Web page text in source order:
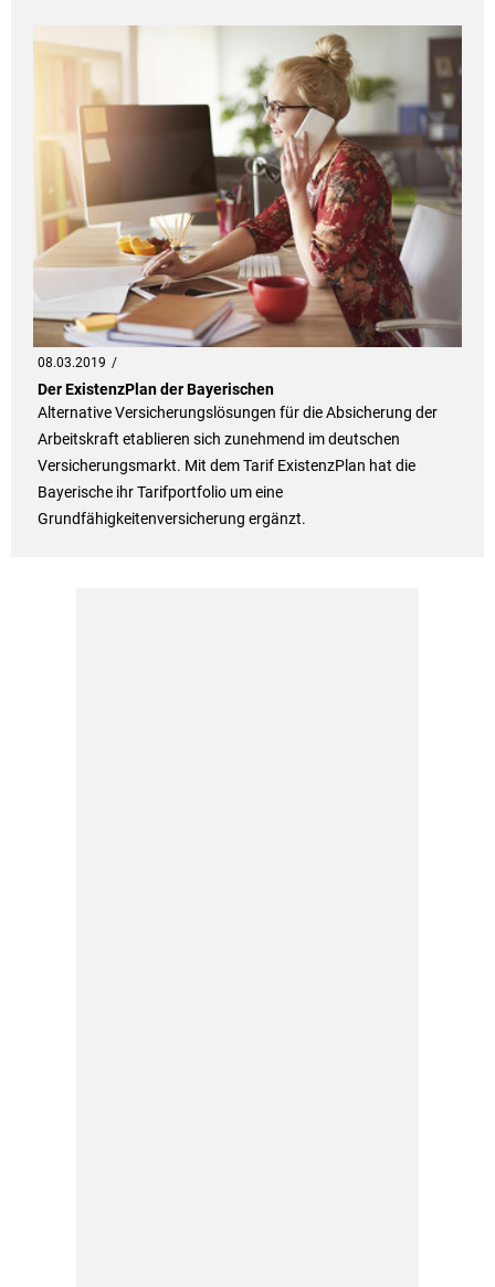
08.03.2019
Der ExistenzPlan der Bayerischen
Alternative Versicherungslösungen für die Absicherung der
Arbeitskraft etablieren sich zunehmend im deutschen
Versicherungsmarkt. Mit dem Tarif ExistenzPlan hat die
Bayerische ihr Tarifportfolio um eine
Grundfähigkeitenversicherung ergänzt.